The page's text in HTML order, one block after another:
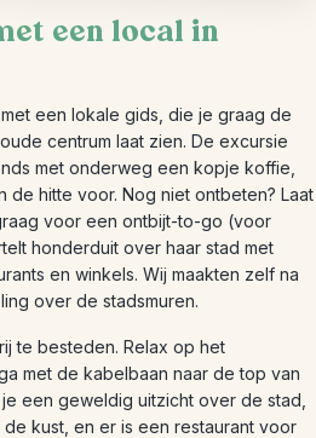
een local in
een lokale gids, die je graag de
centrum laat zien. De excursie
met onderweg een kopje koffie,
hitte voor. Nog niet ontbeten? Laat
voor een ontbijt-to-go (voor
honderduit over haar stad met
en winkels. Wij maakten zelf na
over de stadsmuren.
te besteden. Relax op het
met de kabelbaan naar de top van
een geweldig uitzicht over de stad,
kust, en er is een restaurant voor